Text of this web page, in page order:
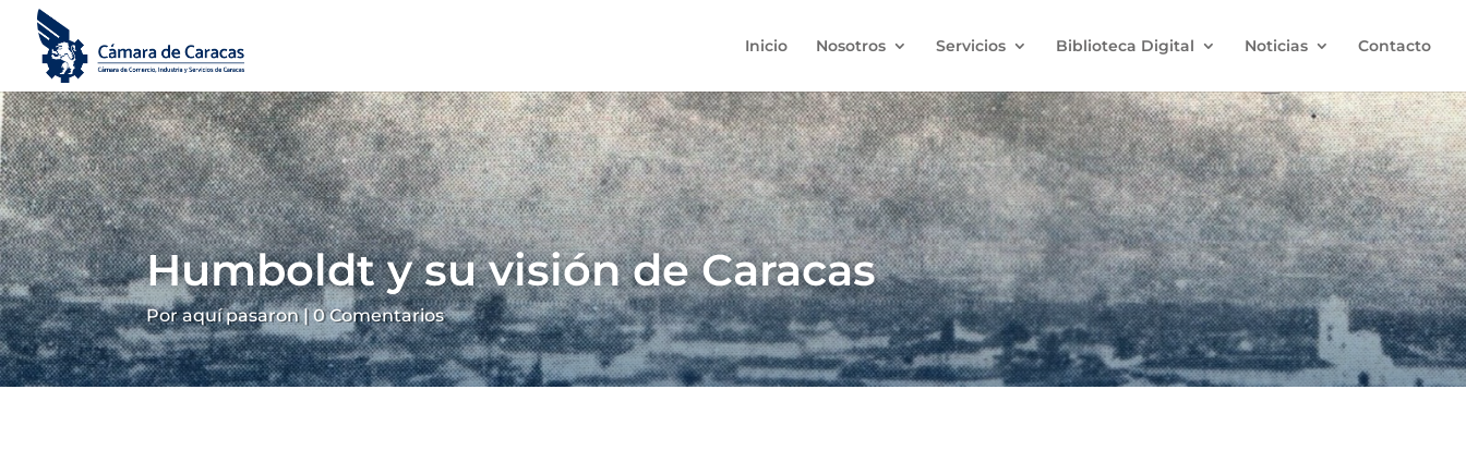
Inicio Nosotros Servicios Biblioteca Digital Noticias Contacto
Humboldt y su visión de Caracas
Por aquí pasaron|0 Comentarios